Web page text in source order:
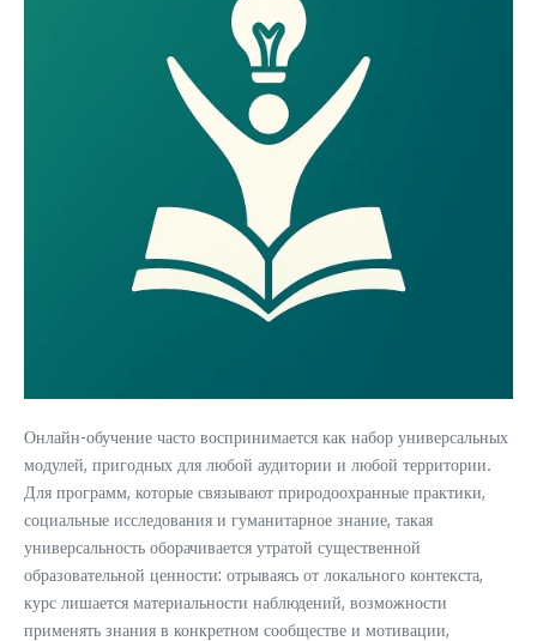
Онлайн-обучение часто воспринимается как набор универсальных
модулей, пригодных для любой аудитории и любой территории.
Для программ, которые связывают природоохранные практики,
социальные исследования и гуманитарное знание, такая
универсальность оборачивается утратой существенной
образовательной ценности: отрываясь от локального контекста,
курс лишается материальности наблюдений, возможности
применять знания в конкретном сообществе и мотивации,